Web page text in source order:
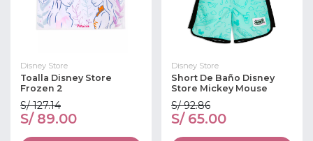
Disney Store
Toalla Disney Store
Frozen 2
S/ 127.14
S/ 89.00
Disney Store
Short De Baño Disney
Store Mickey Mouse
S/ 92.86
S/ 65.00